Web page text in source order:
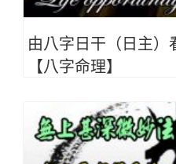
由八字日干（日主
【八字命理】